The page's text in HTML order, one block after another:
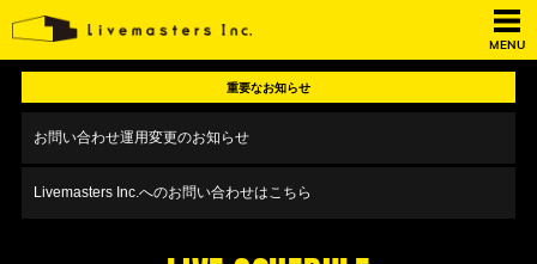
MENU
重要なお知らせ
お問い合わせ運用変更のお知らせ
Livemasters Inc.へのお問い合わせはこちら